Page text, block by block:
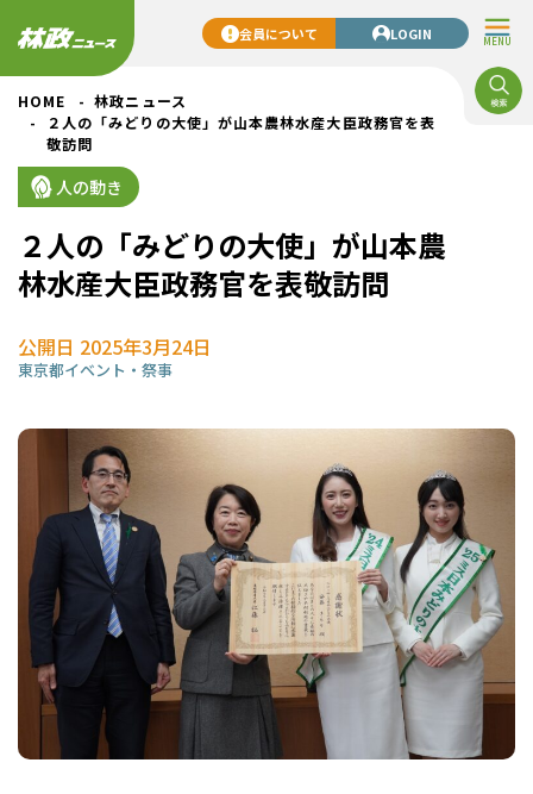
MENU
会員について LOGIN
HOME
林政ニュース
２人の「みどりの大使」が山本農林水産大臣政務官を表
敬訪問
人の動き
２人の「みどりの大使」が山本農
林水産大臣政務官を表敬訪問
公開日 2025年3月24日
東京都イベント・祭事